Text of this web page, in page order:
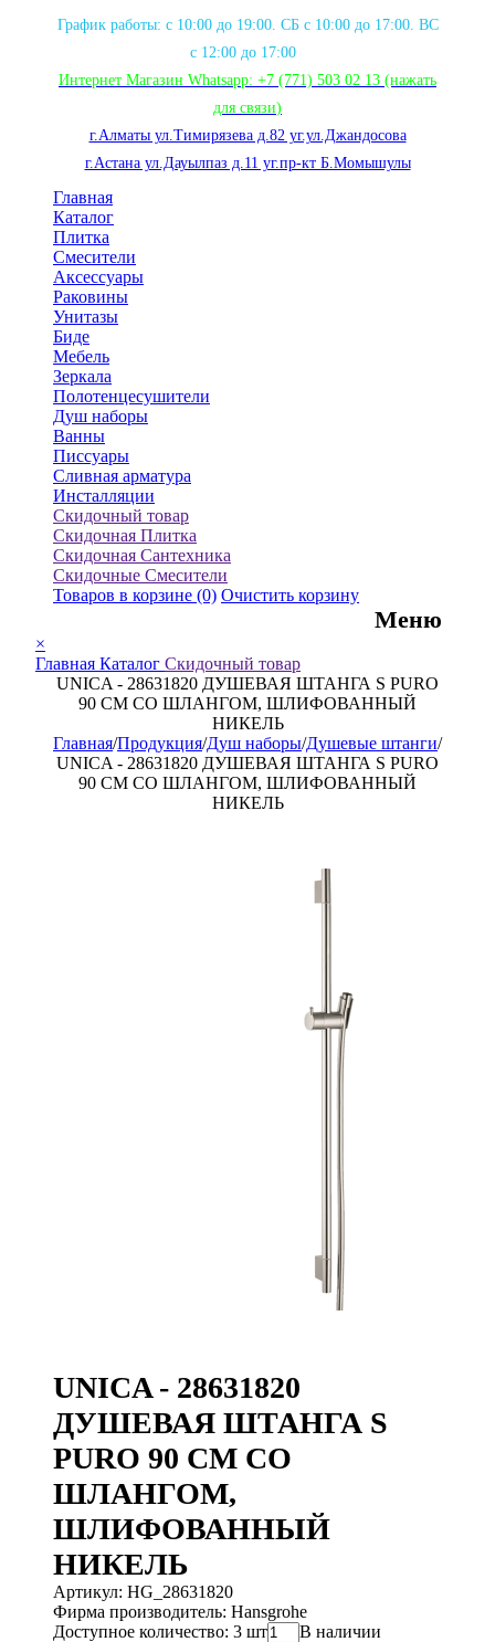
График работы: с 10:00 до 19:00. СБ с 10:00 до 17:00. ВС
с 12:00 до 17:00
Интернет Магазин Whatsapp: +7 (771) 503 02 13 (нажать
для связи)
г.Алматы ул.Тимирязева д.82 уг.ул.Джандосова
г.Астана ул.Дауылпаз д.11 уг.пр-кт Б.Момышулы
Главная
Каталог
Плитка
Смесители
Аксессуары
Раковины
Унитазы
Биде
Мебель
Зеркала
Полотенцесушители
Душ наборы
Ванны
Писсуары
Сливная арматура
Инсталляции
Скидочный товар
Скидочная Плитка
Скидочная Сантехника
Скидочные Смесители
Товаров в корзине (0) Очистить корзину
Меню
×
Главная Каталог Скидочный товар
UNICA - 28631820 ДУШЕВАЯ ШТАНГА S PURO
90 СМ СО ШЛАНГОМ, ШЛИФОВАННЫЙ
НИКЕЛЬ
Главная/Продукция/Душ наборы/Душевые штанги/
UNICA - 28631820 ДУШЕВАЯ ШТАНГА S PURO
90 СМ СО ШЛАНГОМ, ШЛИФОВАННЫЙ
НИКЕЛЬ
UNICA - 28631820
ДУШЕВАЯ ШТАНГА S
PURO 90 СМ СО
ШЛАНГОМ,
ШЛИФОВАННЫЙ
НИКЕЛЬ
Артикул: HG_28631820
Фирма производитель: Hansgrohe
Доступное количество: 3 шт
В наличии